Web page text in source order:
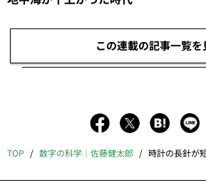
この連載の記事一覧を
TOP 数字の科学｜佐藤健太郎 時計の長針が